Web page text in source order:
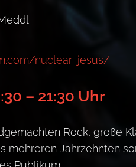
nuclear_jesus/
– 21:30 Uhr
Rock, große
mehreren Jahrzehnten